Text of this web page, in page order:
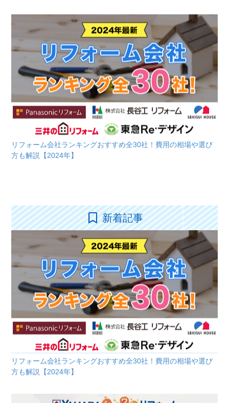
リフォーム会社ランキングおすすめ全30社！費用の相場や選び
方も解説【2024年】
新着記事
リフォーム会社ランキングおすすめ全30社！費用の相場や選び
方も解説【2024年】